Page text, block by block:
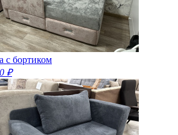
с бортиком
₽